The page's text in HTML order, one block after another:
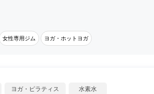
女性専用ジム ヨガ・ホットヨガ
ヨガ・ピラティス 水素水